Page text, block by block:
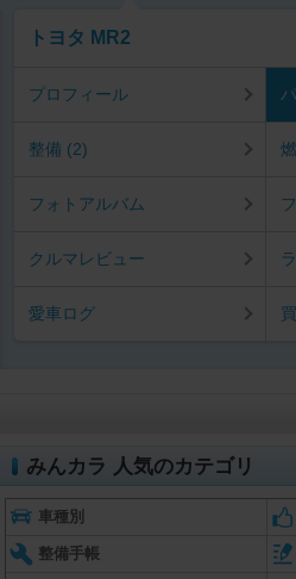
トヨタ MR2
プロフィール
整備 (2)
フォトアルバム
クルマレビュー
愛車ログ
みんカラ 人気のカテゴリ
車種別
整備手帳